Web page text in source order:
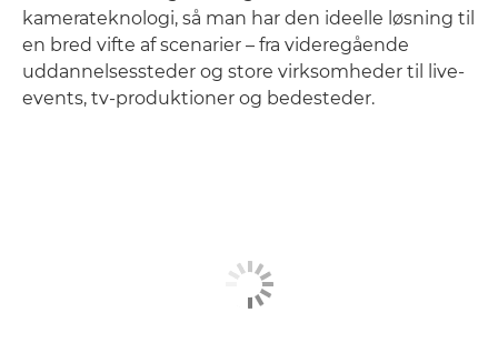
kamerateknologi, så man har den ideelle løsning til
en bred vifte af scenarier – fra videregående
uddannelsessteder og store virksomheder til live-
events, tv-produktioner og bedesteder.